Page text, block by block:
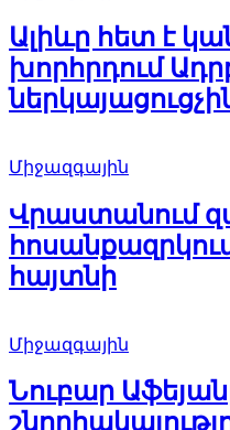
Ալիևը հետ է
խորհրդում
Միջազգային
Վրաստանում
հայտնի
Միջազգային
Նուբար